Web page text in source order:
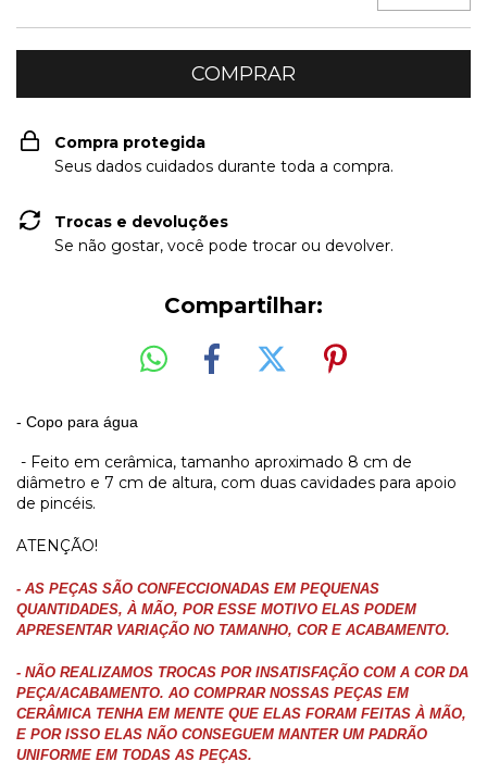
Compra protegida
Seus dados cuidados durante toda a compra.
Trocas e devoluções
Se não gostar, você pode trocar ou devolver.
Compartilhar:
- Copo para água
- Feito em cerâmica, tamanho aproximado 8 cm de
diâmetro e 7 cm de altura, com duas cavidades para apoio
de pincéis.
ATENÇÃO!
- AS PEÇAS SÃO CONFECCIONADAS EM PEQUENAS
QUANTIDADES, À MÃO, POR ESSE MOTIVO ELAS PODEM
APRESENTAR VARIAÇÃO NO TAMANHO, COR E ACABAMENTO.
- NÃO REALIZAMOS TROCAS POR INSATISFAÇÃO COM A COR DA
PEÇA/ACABAMENTO. AO COMPRAR NOSSAS PEÇAS EM
CERÂMICA TENHA EM MENTE QUE ELAS FORAM FEITAS À MÃO,
E POR ISSO ELAS NÃO CONSEGUEM MANTER UM PADRÃO
UNIFORME EM TODAS AS PEÇAS.